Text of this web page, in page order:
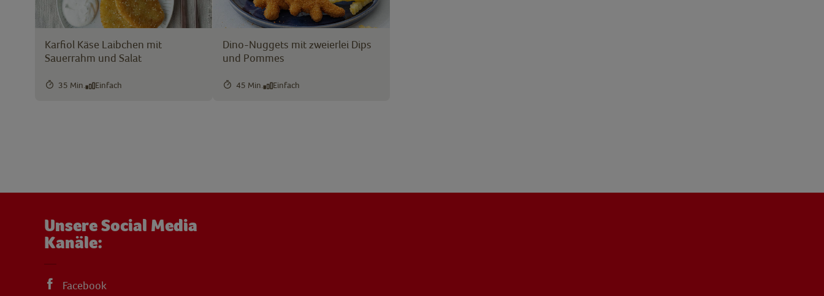
Karfiol Käse Laibchen mit
Sauerrahm und Salat
35 Min. Einfach
Dino-Nuggets mit zweierlei Dips
und Pommes
45 Min. Einfach
Unsere Social Media
Kanäle:
Facebook